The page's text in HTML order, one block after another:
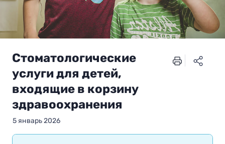
Стоматологические
услуги для детей,
входящие в корзину
здравоохранения
5 январь 2026